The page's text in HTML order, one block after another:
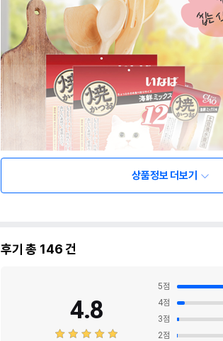
상품정보 더보기
후기 총 146건
4.8
5점
4점
3점
2점